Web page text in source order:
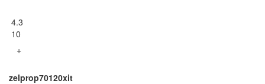
4.3
10
+
zelprop70120xit